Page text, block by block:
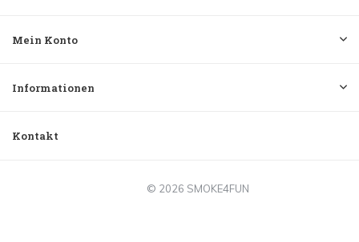
Mein Konto
Informationen
Kontakt
© 2026 SMOKE4FUN